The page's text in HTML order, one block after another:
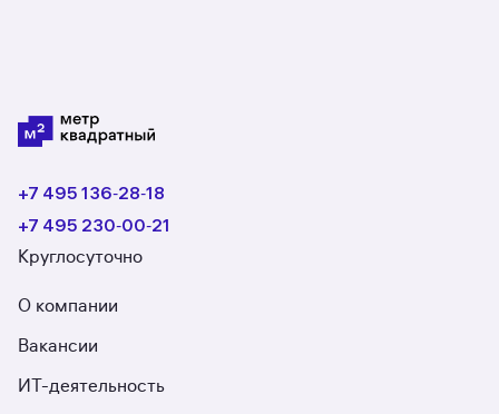
+7 495 136‑28‑18
+7 495 230‑00‑21
Круглосуточно
О компании
Вакансии
ИТ-деятельность